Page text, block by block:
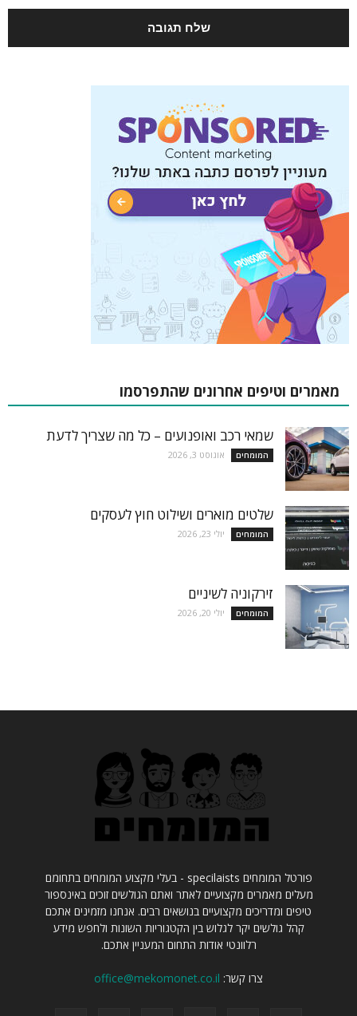
מאמרים וטיפים אחרונים שהתפרסמו
שמאי רכב ואופנועים – כל מה שצריך לדעת
המומחים אוגוסט 3, 2026
שלטים מוארים ושילוט חוץ לעסקים
המומחים יולי 23, 2026
זירקוניה לשיניים
המומחים יולי 20, 2026
פורטל המומחים specilaists - בעלי מקצוע המומחים בתחומם
מעלים מאמרים מקצועיים לאתר ואתם הגולשים זוכים באינספור
טיפים ומדריכים מקצועיים בנושאים רבים. אנחנו מזמינים אתכם
קהל גולשים יקר לגלוש בין הקטגוריות השונות ולחפש מידע
רלוונטי אודות התחום המעניין אתכם.
צרו קשר: office@mekomonet.co.il